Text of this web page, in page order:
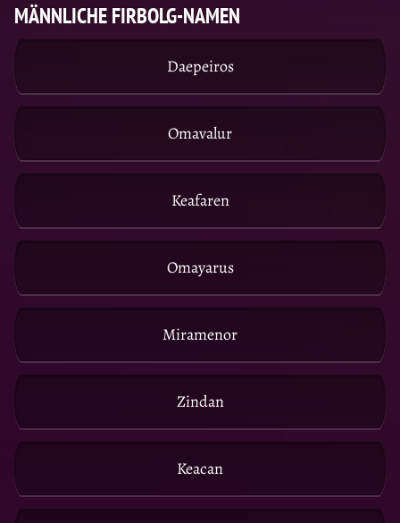
MÄNNLICHE FIRBOLG-NAMEN
Daepeiros
Omavalur
Keafaren
Omayarus
Miramenor
Zindan
Keacan